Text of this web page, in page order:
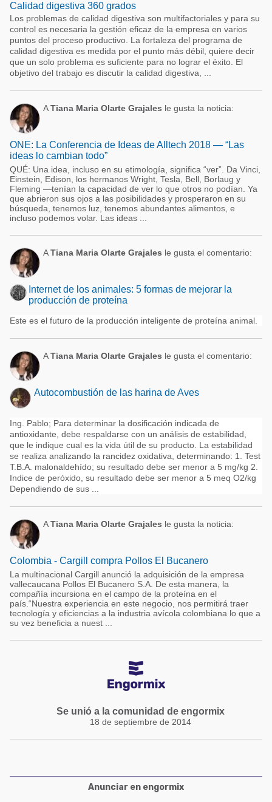
Calidad digestiva 360 grados
Los problemas de calidad digestiva son multifactoriales y para su
control es necesaria la gestión eficaz de la empresa en varios
puntos del proceso productivo. La fortaleza del programa de
calidad digestiva es medida por el punto más débil, quiere decir
que un solo problema es suficiente para no lograr el éxito. El
objetivo del trabajo es discutir la calidad digestiva, ...
ATiana Maria Olarte Grajales le gusta la noticia:
ONE: La Conferencia de Ideas de Alltech 2018 — “Las
ideas lo cambian todo”
QUÉ: Una idea, incluso en su etimología, significa “ver”. Da Vinci,
Einstein, Edison, los hermanos Wright, Tesla, Bell, Borlaug y
Fleming —tenían la capacidad de ver lo que otros no podían. Ya
que abrieron sus ojos a las posibilidades y prosperaron en su
búsqueda, tenemos luz, tenemos abundantes alimentos, e
incluso podemos volar. Las ideas ...
ATiana Maria Olarte Grajales le gusta el comentario:
Internet de los animales: 5 formas de mejorar la
producción de proteína
Este es el futuro de la producción inteligente de proteína animal.
ATiana Maria Olarte Grajales le gusta el comentario:
Autocombustión de las harina de Aves
Ing. Pablo; Para determinar la dosificación indicada de
antioxidante, debe respaldarse con un análisis de estabilidad,
que le indique cual es la vida útil de su producto. La estabilidad
se realiza analizando la rancidez oxidativa, determinando: 1. Test
T.B.A. malonaldehído; su resultado debe ser menor a 5 mg/kg 2.
Indice de peróxido, su resultado debe ser menor a 5 meq O2/kg
Dependiendo de sus ...
ATiana Maria Olarte Grajales le gusta la noticia:
Colombia - Cargill compra Pollos El Bucanero
La multinacional Cargill anunció la adquisición de la empresa
vallecaucana Pollos El Bucanero S.A. De esta manera, la
compañía incursiona en el campo de la proteína en el
país.“Nuestra experiencia en este negocio, nos permitirá traer
tecnología y eficiencias a la industria avícola colombiana lo que a
su vez beneficia a nuest ...
Se unió a la comunidad de engormix
18 de septiembre de 2014
Anunciar en engormix